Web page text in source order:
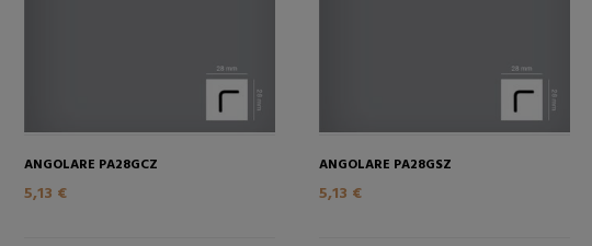
ANGOLARE PA28GCZ
5,13 €
ANGOLARE PA28GSZ
5,13 €